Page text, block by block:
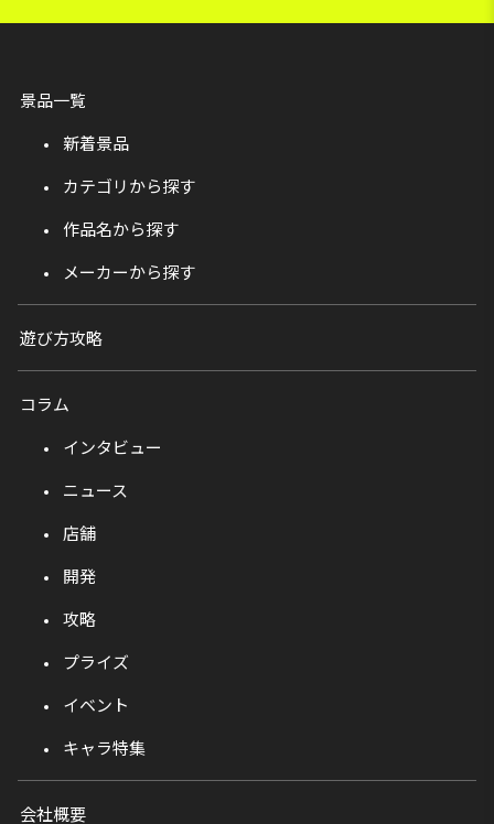
景品一覧
新着景品
カテゴリから探す
作品名から探す
メーカーから探す
遊び方攻略
コラム
インタビュー
ニュース
店舗
開発
攻略
プライズ
イベント
キャラ特集
会社概要